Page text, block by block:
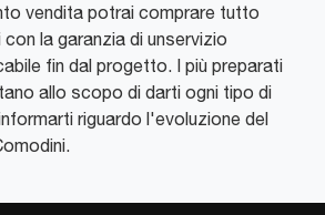
vendita potrai comprare tutto
la garanzia di unservizio
fin dal progetto. I più preparati
allo scopo di darti ogni tipo di
riguardo l'evoluzione del